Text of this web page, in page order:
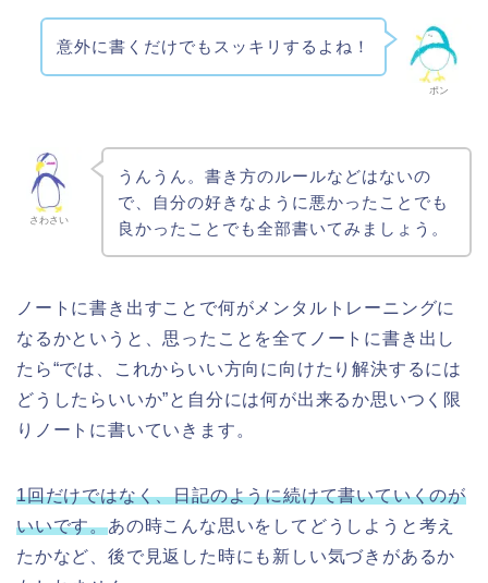
ポン
意外に書くだけでもスッキリするよね！
さわさい
うんうん。書き方のルールなどはないの
で、自分の好きなように悪かったことでも
良かったことでも全部書いてみましょう。
ノートに書き出すことで何がメンタルトレーニングに
なるかというと、思ったことを全てノートに書き出し
たら“では、これからいい方向に向けたり解決するには
どうしたらいいか”と自分には何が出来るか思いつく限
りノートに書いていきます。
1回だけではなく、日記のように続けて書いていくのが
いいです。あの時こんな思いをしてどうしようと考え
たかなど、後で見返した時にも新しい気づきがあるか